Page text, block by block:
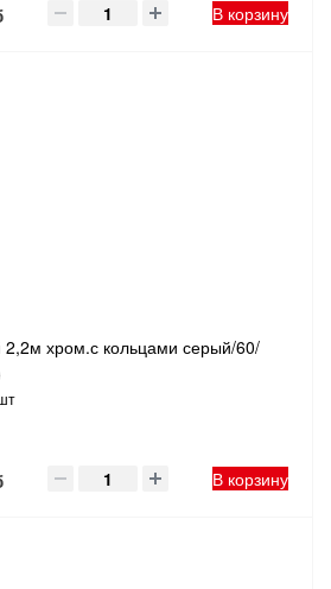
В корзину
2,2м хром.с кольцами серый/60/
В корзину